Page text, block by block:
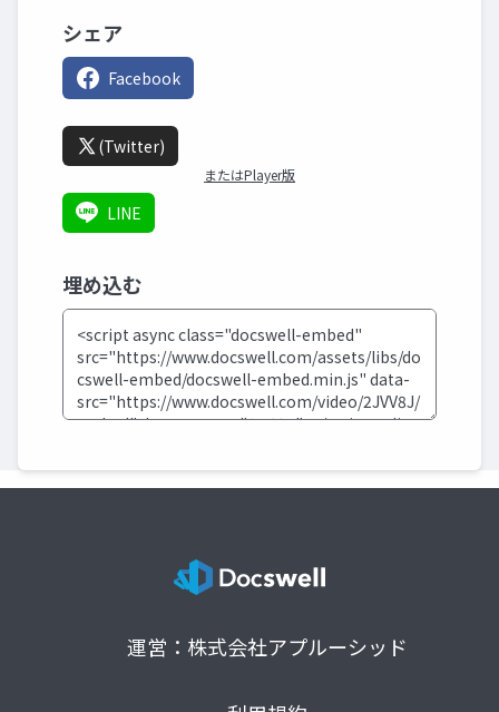
シェア
Facebook
(Twitter)
またはPlayer版
LINE
埋め込む
運営：株式会社アプルーシッド